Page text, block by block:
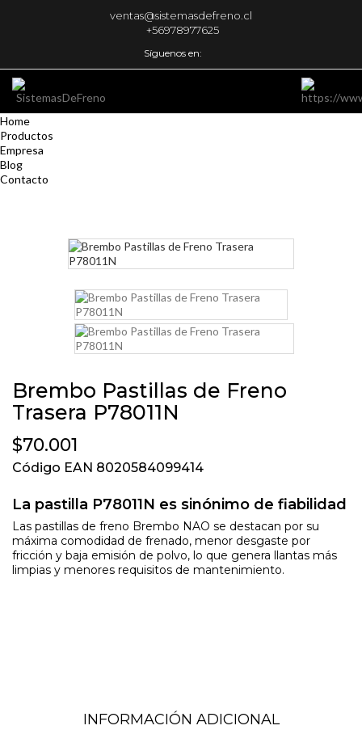
ventas@sistemasdefreno.cl
+56978977625
Síguenos en:
Home
Productos
Empresa
Blog
Contacto
Brembo Pastillas de Freno
Trasera P78011N
$70.001
Código EAN 8020584099414
La pastilla P78011N es sinónimo de fiabilidad
Las pastillas de freno Brembo NAO se destacan por su
máxima comodidad de frenado, menor desgaste por
fricción y baja emisión de polvo, lo que genera llantas más
limpias y menores requisitos de mantenimiento.
INFORMACIÓN ADICIONAL